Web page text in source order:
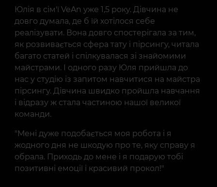
Юлія в сім'ї VeAn уже 1,5 року. Дівчина не
довго думала, де б їй хотілося себе
реалізувати. Вона довго спостерігала за тим,
як розвивається сфера тату і пірсингу, читала
багато статей і спілкувалася зі знайомими
майстрами. І одного разу Юля прийшла до
нас у студію із запитом навчитися на майстра
пірсингу. Дівчина швидко пройшла навчання
і відразу ж стала частиною нашої великої
команди.
"Мені дуже подобається моя робота і я
жодного дня не шкодую про те, яку справу я
обрала. Приходь до мене і я подарую тобі
позитивні емоції і красивий прокол!"